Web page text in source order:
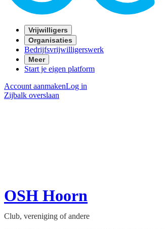
Vrijwilligers
Organisaties
Bedrijfsvrijwilligerswerk
Meer
Start je eigen platform
Account aanmakenLog in
Zijbalk overslaan
OSH Hoorn
Club, vereniging of andere